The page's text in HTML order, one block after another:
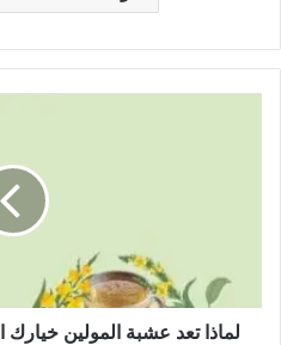
لماذا تعد عشبة المولين